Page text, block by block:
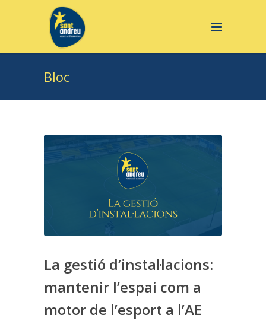
Bloc
La gestió d’instal·lacions:
mantenir l’espai com a
motor de l’esport a l’AE